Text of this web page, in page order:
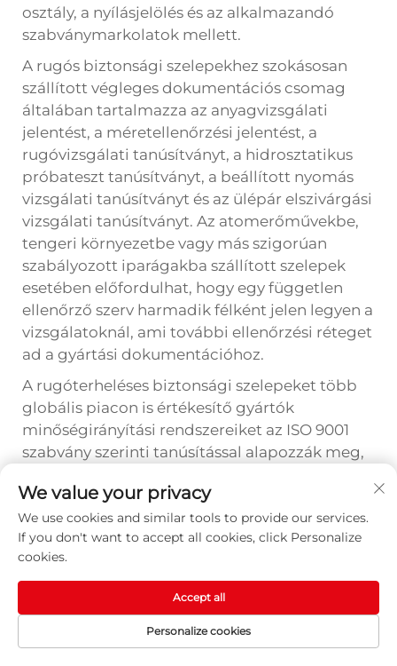
osztály, a nyílásjelölés és az alkalmazandó
szabványmarkolatok mellett.
A rugós biztonsági szelepekhez szokásosan
szállított végleges dokumentációs csomag
általában tartalmazza az anyagvizsgálati
jelentést, a méretellenőrzési jelentést, a
rugóvizsgálati tanúsítványt, a hidrosztatikus
próbateszt tanúsítványt, a beállított nyomás
vizsgálati tanúsítványt és az ülépár elszivárgási
vizsgálati tanúsítványt. Az atomerőművekbe,
tengeri környezetbe vagy más szigorúan
szabályozott iparágakba szállított szelepek
esetében előfordulhat, hogy egy független
ellenőrző szerv harmadik félként jelen legyen a
vizsgálatoknál, ami további ellenőrzési réteget
ad a gyártási dokumentációhoz.
A rugóterheléses biztonsági szelepeket több
globális piacon is értékesítő gyártók
minőségirányítási rendszereiket az ISO 9001
szabvány szerinti tanúsítással alapozzák meg,
U-bélyeg, PED Modul H vagy SIL-tanúsítás
funkcionális biztonsági alkalmazásokhoz –
kapcsolódnak. Ezek a tanúsítások nem csupán
marketingeszközök – dokumentált
bizonyítékot szolgáltatnak arról, hogy a
gyártási folyamatok, az ellenőrzési rendszerek
és a személyzet szakértelem-szintje megfelel a
nyomástartó berendezések biztonságára
We value your privacy
We use cookies and similar tools to provide our services.
If you don't want to accept all cookies, click Personalize
cookies.
Personalize cookies
Accept all